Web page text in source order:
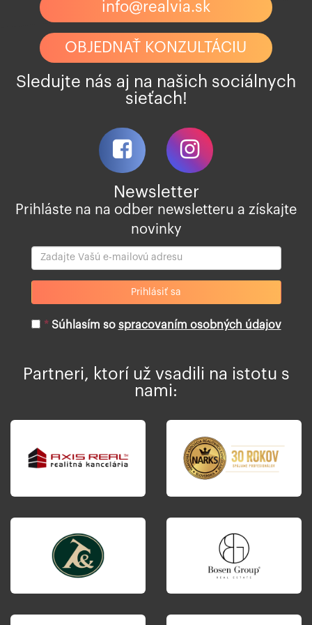
info@realvia.sk
OBJEDNAŤ KONZULTÁCIU
Sledujte nás aj na našich sociálnych
sieťach!
Newsletter
Prihláste na na odber newsletteru a získajte
novinky
Zadajte
Vašu
e-
adresu
Prihlásiť sa
*Súhlasím so spracovaním osobných údajov
Partneri, ktorí už vsadili na istotu s
nami: